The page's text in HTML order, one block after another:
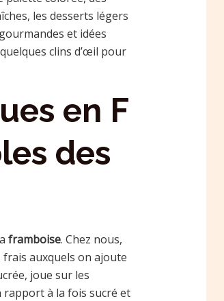
les desserts légers
et idées
clins d’œil pour
en F
des
framboise. Chez nous,
auxquels on ajoute
joue sur les
rapport à la fois sucré et